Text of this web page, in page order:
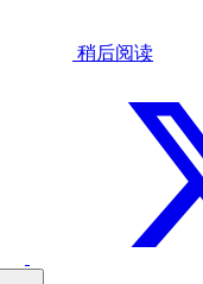
稍后阅读